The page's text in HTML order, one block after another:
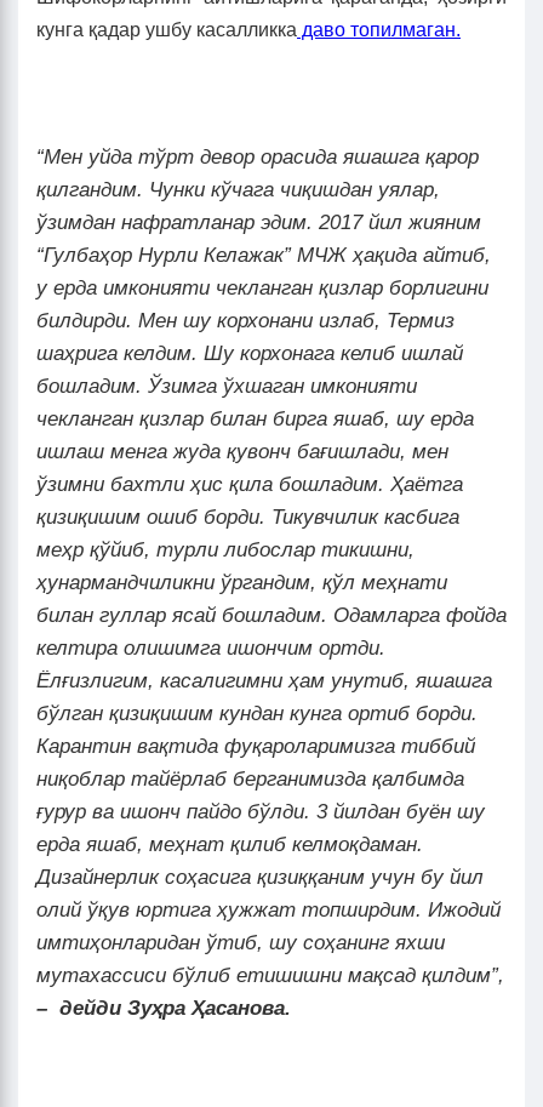
кунга қадар ушбу касалликка даво топилмаган.
“Мен уйда тўрт девор орасида яшашга қарор
қилгандим. Чунки кўчага чиқишдан уялар,
ўзимдан нафратланар эдим. 2017 йил жияним
“Гулбаҳор Нурли Келажак” МЧЖ ҳақида айтиб,
у ерда имконияти чекланган қизлар борлигини
билдирди. Мен шу корхонани излаб, Термиз
шаҳрига келдим. Шу корхонага келиб ишлай
бошладим. Ўзимга ўхшаган имконияти
чекланган қизлар билан бирга яшаб, шу ерда
ишлаш менга жуда қувонч бағишлади, мен
ўзимни бахтли ҳис қила бошладим. Ҳаётга
қизиқишим ошиб борди. Тикувчилик касбига
меҳр қўйиб, турли либослар тикишни,
ҳунармандчиликни ўргандим, қўл меҳнати
билан гуллар ясай бошладим. Одамларга фойда
келтира олишимга ишончим ортди.
Ёлғизлигим, касалигимни ҳам унутиб, яшашга
бўлган қизиқишим кундан кунга ортиб борди.
Карантин вақтида фуқароларимизга тиббий
ниқоблар тайёрлаб берганимизда қалбимда
ғурур ва ишонч пайдо бўлди. 3 йилдан буён шу
ерда яшаб, меҳнат қилиб келмоқдаман.
Дизайнерлик соҳасига қизиққаним учун бу йил
олий ўқув юртигаҳужжат топширдим. Ижодий
имтиҳонларидан ўтиб, шу соҳанинг яхши
мутахассиси бўлиб етишишни мақсад қилдим”,
– дейди Зуҳра Ҳасанова.